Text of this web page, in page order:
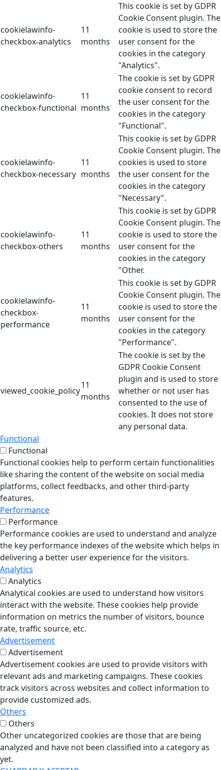
cookielawinfo-
checkbox-analytics
11
months
This cookie is set by GDPR
Cookie Consent plugin. The
cookie is used to store the
user consent for the
cookies in the category
"Analytics".
cookielawinfo-
checkbox-functional
11
months
The cookie is set by GDPR
cookie consent to record
the user consent for the
cookies in the category
"Functional".
cookielawinfo-
checkbox-necessary
11
months
This cookie is set by GDPR
Cookie Consent plugin. The
cookies is used to store
the user consent for the
cookies in the category
"Necessary".
cookielawinfo-
checkbox-others
11
months
This cookie is set by GDPR
Cookie Consent plugin. The
cookie is used to store the
user consent for the
cookies in the category
"Other.
cookielawinfo-
checkbox-
performance
11
months
This cookie is set by GDPR
Cookie Consent plugin. The
cookie is used to store the
user consent for the
cookies in the category
"Performance".
viewed_cookie_policy
11
months
The cookie is set by the
GDPR Cookie Consent
plugin and is used to store
whether or not user has
consented to the use of
cookies. It does not store
any personal data.
Functional
Functional
Functional cookies help to perform certain functionalities
like sharing the content of the website on social media
platforms, collect feedbacks, and other third-party
features.
Performance
Performance
Performance cookies are used to understand and analyze
the key performance indexes of the website which helps in
delivering a better user experience for the visitors.
Analytics
Analytics
Analytical cookies are used to understand how visitors
interact with the website. These cookies help provide
information on metrics the number of visitors, bounce
rate, traffic source, etc.
Advertisement
Advertisement
Advertisement cookies are used to provide visitors with
relevant ads and marketing campaigns. These cookies
track visitors across websites and collect information to
provide customized ads.
Others
Others
Other uncategorized cookies are those that are being
analyzed and have not been classified into a category as
yet.